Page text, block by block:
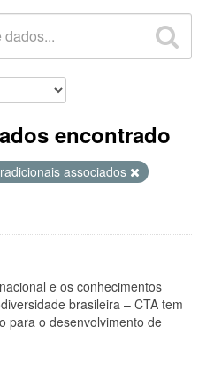
encontrado
associados
e os conhecimentos
brasileira – CTA tem
para o desenvolvimento de